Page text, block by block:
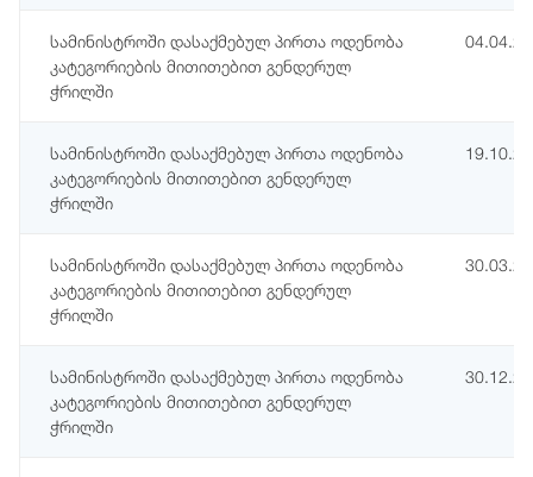
სამინისტროში დასაქმებულ პირთა ოდენობა
კატეგორიების მითითებით გენდერულ
ჭრილში
სამინისტროში დასაქმებულ პირთა ოდენობა
კატეგორიების მითითებით გენდერულ
ჭრილში
სამინისტროში დასაქმებულ პირთა ოდენობა
კატეგორიების მითითებით გენდერულ
ჭრილში
სამინისტროში დასაქმებულ პირთა ოდენობა
კატეგორიების მითითებით გენდერულ
ჭრილში